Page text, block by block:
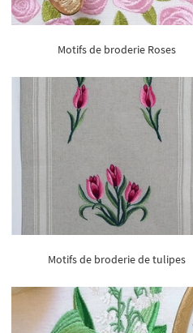
Motifs de broderie Roses
Motifs de broderie de tulipes